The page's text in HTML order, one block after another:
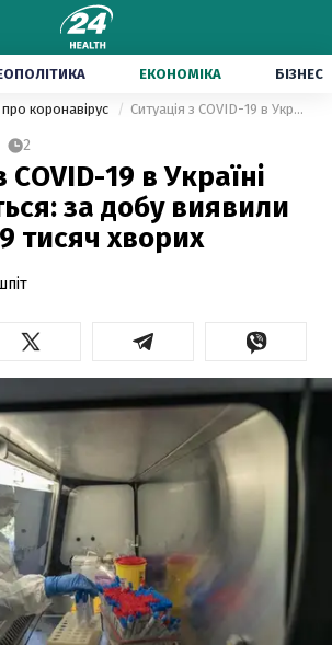
ЕКОНОМІКА БІЗНЕС
коронавірус Ситуація з COVID-19 в Україні погіршується: за добу виявили близько 19 тисяч хворих
2
COVID-19 в Україні
за добу виявили
тисяч хворих